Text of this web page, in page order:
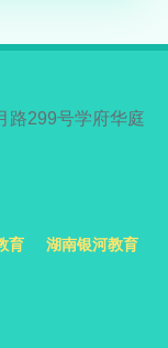
路299号学府华庭
育
湖南银河教育